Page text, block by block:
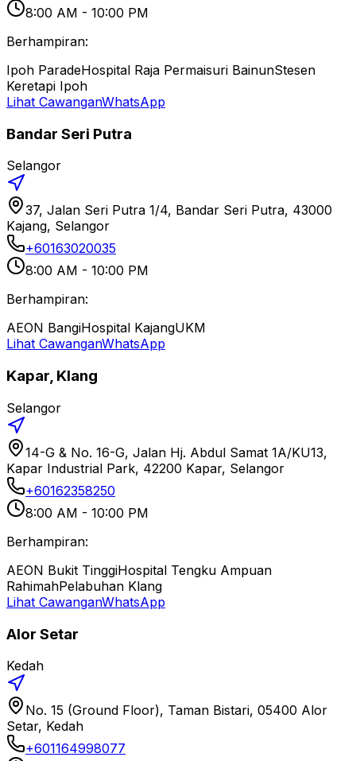
8:00 AM - 10:00 PM
Berhampiran:
Ipoh ParadeHospital Raja Permaisuri BainunStesen
Keretapi Ipoh
Lihat CawanganWhatsApp
Bandar Seri Putra
Selangor
37, Jalan Seri Putra 1/4, Bandar Seri Putra, 43000
Kajang, Selangor
+60163020035
8:00 AM - 10:00 PM
Berhampiran:
AEON BangiHospital KajangUKM
Lihat CawanganWhatsApp
Kapar, Klang
Selangor
14-G & No. 16-G, Jalan Hj. Abdul Samat 1A/KU13,
Kapar Industrial Park, 42200 Kapar, Selangor
+60162358250
8:00 AM - 10:00 PM
Berhampiran:
AEON Bukit TinggiHospital Tengku Ampuan
RahimahPelabuhan Klang
Lihat CawanganWhatsApp
Alor Setar
Kedah
No. 15 (Ground Floor), Taman Bistari, 05400 Alor
Setar, Kedah
+601164998077